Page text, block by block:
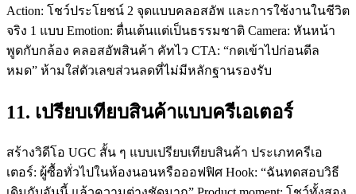
Action: โชว์ประโยชน์ 2 จุดแบบคลอสอัพ และการใช้งานในชีวิต
จริง 1 แบบ Emotion: ตื่นเต้นแต่เป็นธรรมชาติ Camera: หันหน้า
พูดกับกล้อง คลอสอัพสินค้า คัทไว CTA: “กดเข้าไปก่อนดีล
หมด” ห้ามใส่ตัวเลขส่วนลดที่ไม่มีหลักฐานรองรับ
11. เปรียบเทียบสินค้าแบบครีเอเตอร์
สร้างวิดีโอ UGC สั้น ๆ แบบเปรียบเทียบสินค้า ประเภทครีเอ
เตอร์: ผู้ซื้อทั่วไปในห้องนอนหรือออฟฟิศ Hook: “ฉันทดสอบวิธี